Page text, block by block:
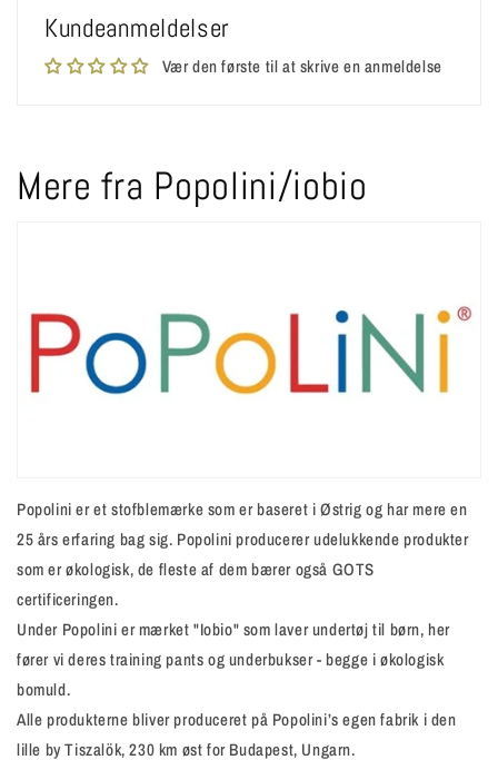
Kundeanmeldelser
Vær den første til at skrive en anmeldelse
Mere fra Popolini/iobio
Popolini er et stofblemærke som er baseret i Østrig og har mere en
25 års erfaring bag sig. Popolini producerer udelukkende produkter
som er økologisk, de fleste af dem bærer også GOTS
certificeringen.
Under Popolini er mærket "Iobio" som laver undertøj til børn, her
fører vi deres training pants og underbukser - begge i økologisk
bomuld.
Alle produkterne bliver produceret på Popolini’s egen fabrik i den
lille by Tiszalök, 230 km øst for Budapest, Ungarn.